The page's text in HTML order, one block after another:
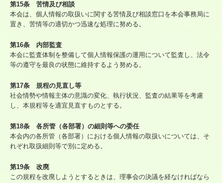
第15条 苦情及び相談
本会は、個人情報の取扱いに関する苦情及び相談窓口を本会事務局に
置き、苦情等の適切かつ迅速な処理に努める。
第16条 内部監査
本会に監査体制を整備して個人情報保護の運用について監査し、法令
等の遵守を最良の状態に維持するよう努める。
第17条 規程の見直し等
社会情勢や情報主体の意識の変化、執行状況、監査の結果等を考慮
し、本規程等を適宜見直すものとする。
第18条 各所管（各部署）の細則等への委任
本会内の各所管（各部署）における個人情報の取扱いについては、そ
れぞれ取扱細則等で別に定める。
第19条 改廃
この規程を改廃しようとするときは、理事会の決議を経なければなら